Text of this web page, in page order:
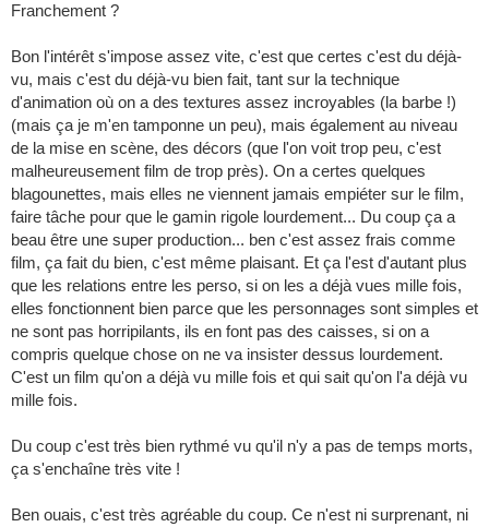
Franchement ?
Bon l'intérêt s'impose assez vite, c'est que certes c'est du déjà-
vu, mais c'est du déjà-vu bien fait, tant sur la technique
d'animation où on a des textures assez incroyables (la barbe !)
(mais ça je m'en tamponne un peu), mais également au niveau
de la mise en scène, des décors (que l'on voit trop peu, c'est
malheureusement film de trop près). On a certes quelques
blagounettes, mais elles ne viennent jamais empiéter sur le film,
faire tâche pour que le gamin rigole lourdement... Du coup ça a
beau être une super production... ben c'est assez frais comme
film, ça fait du bien, c'est même plaisant. Et ça l'est d'autant plus
que les relations entre les perso, si on les a déjà vues mille fois,
elles fonctionnent bien parce que les personnages sont simples et
ne sont pas horripilants, ils en font pas des caisses, si on a
compris quelque chose on ne va insister dessus lourdement.
C'est un film qu'on a déjà vu mille fois et qui sait qu'on l'a déjà vu
mille fois.
Du coup c'est très bien rythmé vu qu'il n'y a pas de temps morts,
ça s'enchaîne très vite !
Ben ouais, c'est très agréable du coup. Ce n'est ni surprenant, ni